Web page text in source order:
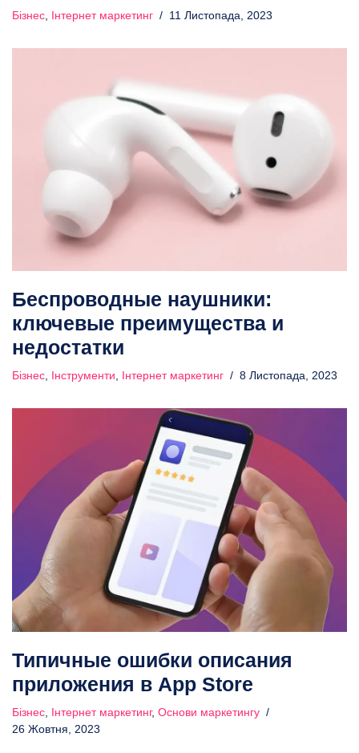
Бізнес Інтернет маркетинг 11 Листопада, 2023
Беспроводные наушники:
ключевые преимущества и
недостатки
Бізнес, Інструменти, Інтернет маркетинг 8 Листопада, 2023
Типичные ошибки описания
приложения в App Store
Бізнес Інтернет маркетинг, Основи маркетингу
26 Жовтня, 2023